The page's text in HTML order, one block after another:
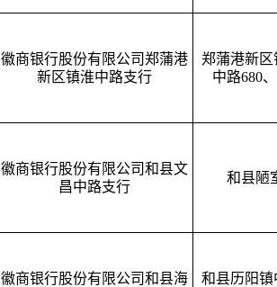
徽商银行股份有限公司郑蒲港
新区镇淮中路支行
郑蒲港新
中路680
徽商银行股份有限公司和县文
昌中路支行
和县陋
徽商银行股份有限公司和县海
和县历阳镇